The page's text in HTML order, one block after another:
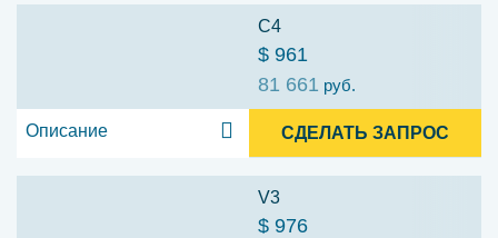
C4
$ 961
81 661 руб.
Описание СДЕЛАТЬ ЗАПРОС
V3
$ 976